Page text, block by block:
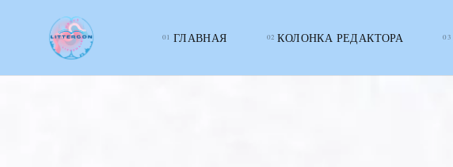
LITTERcon
ГЛАВНАЯ КОЛОНКА РЕДАКТОРА